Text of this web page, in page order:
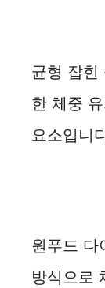
균형 잡힌
한 체중
요소입니
원푸드 다
방식으로